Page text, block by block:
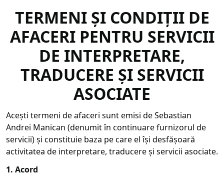
TERMENI ȘI CONDIȚII DE
AFACERI PENTRU SERVICII
DE INTERPRETARE,
TRADUCERE ȘI SERVICII
ASOCIATE
Acești termeni de afaceri sunt emisi de Sebastian
Andrei Manican (denumit în continuare furnizorul de
servicii) și constituie baza pe care el își desfășoară
activitatea de interpretare, traducere și servicii asociate.
1. Acord